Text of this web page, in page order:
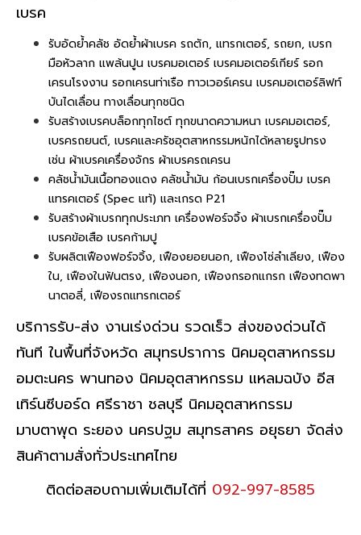
เบรค
รับอัดย้ำคลัช อัดย้ำผ้าเบรค รถตัก, แทรกเตอร์, รถยก, เบรก
มือหัวลาก แพล้นปูน เบรคมอเตอร์ เบรคมอเตอร์เกียร์ รอก
เครนโรงงาน รอกเครนท่าเรือ ทาวเวอร์เครน เบรคมอเตอร์ลิฟท์
บันไดเลื่อน ทางเลื่อนทุกชนิด
รับสร้างเบรคบล็อกทุกไซต์ ทุกขนาดความหนา เบรคมอเตอร์,
เบรครถยนต์, เบรคและครัชอุตสาหกรรมหนักได้หลายรูปทรง
เช่น ผ้าเบรคเครื่องจักร ผ้าเบรครถเครน
คลัชน้ำมันเนื้อทองแดง คลัชน้ำมัน ก้อนเบรกเครื่องปั๊ม เบรค
แทรคเตอร์ (Spec แท้) และเกรด P21
รับสร้างผ้าเบรกทุกประเภท เครื่องฟอร์จจิ้ง ผ้าเบรกเครื่องปั๊ม
เบรคข้อเสือ เบรคก้ามปู
รับผลิตเฟืองฟอร์จจิ้ง, เฟืองยอยนอก, เฟืองโซ่ลำเลียง, เฟือง
ใน, เฟืองในฟันตรง, เฟืองนอก, เฟืองกรอกแกรก เฟืองทดพา
นาตอลี่, เฟืองรถแทรกเตอร์
บริการรับ-ส่ง งานเร่งด่วน รวดเร็ว ส่งของด่วนได้
ทันที ในพื้นที่จังหวัด สมุทรปราการ นิคมอุตสาหกรรม
อมตะนคร พานทอง นิคมอุตสาหกรรม แหลมฉบัง อีส
เทิร์นซีบอร์ด ศรีราชา ชลบุรี นิคมอุตสาหกรรม
มาบตาพุด ระยอง นครปฐม สมุทรสาคร อยุธยา จัดส่ง
สินค้าตามสั่งทั่วประเทศไทย
ติดต่อสอบถามเพิ่มเติมได้ที่ 092-997-8585